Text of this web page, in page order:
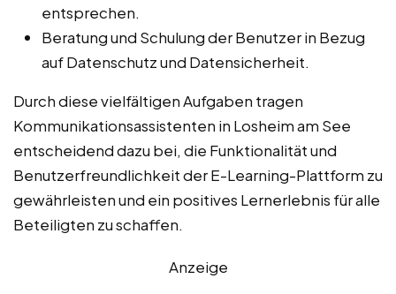
entsprechen.
Beratung und Schulung der Benutzer in Bezug
auf Datenschutz und Datensicherheit.
Durch diese vielfältigen Aufgaben tragen
Kommunikationsassistenten in Losheim am See
entscheidend dazu bei, die Funktionalität und
Benutzerfreundlichkeit der E-Learning-Plattform zu
gewährleisten und ein positives Lernerlebnis für alle
Beteiligten zu schaffen.
Anzeige